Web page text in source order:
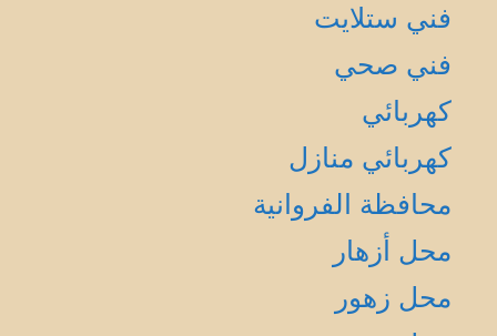
فني ستلايت
فني صحي
كهربائي
كهربائي منازل
محافظة الفروانية
محل أزهار
محل زهور